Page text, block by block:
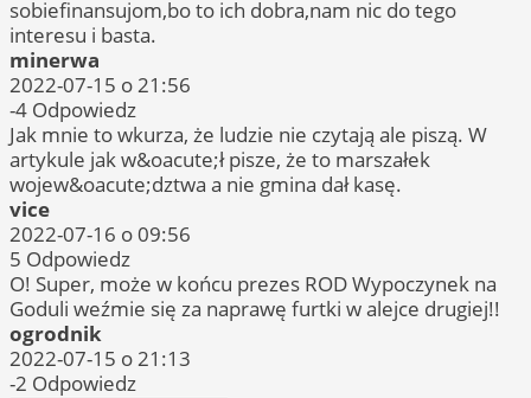
sobiefinansujom,bo to ich dobra,nam nic do tego
interesu i basta.
minerwa
2022-07-15 o 21:56
-4 Odpowiedz
Jak mnie to wkurza, że ludzie nie czytają ale piszą. W
artykule jak w&oacute;ł pisze, że to marszałek
wojew&oacute;dztwa a nie gmina dał kasę.
vice
2022-07-16 o 09:56
5 Odpowiedz
O! Super, może w końcu prezes ROD Wypoczynek na
Goduli weźmie się za naprawę furtki w alejce drugiej!!
ogrodnik
2022-07-15 o 21:13
-2 Odpowiedz